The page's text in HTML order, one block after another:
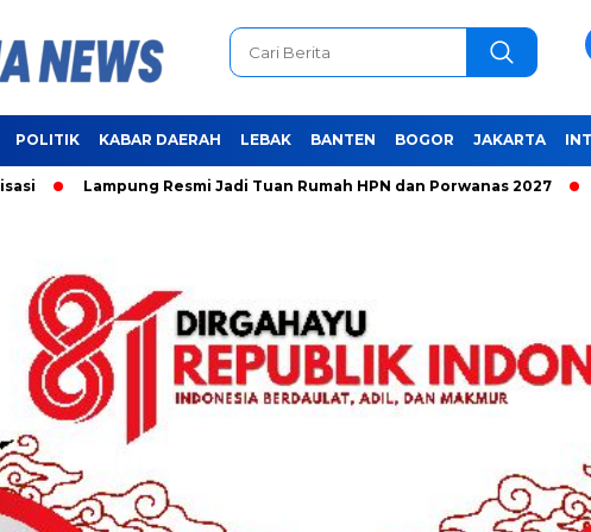
POLITIK KABAR DAERAH LEBAK BANTEN BOGOR JAKARTA
Lampung Resmi Jadi Tuan Rumah HPN dan Porwanas 2027 Unifying